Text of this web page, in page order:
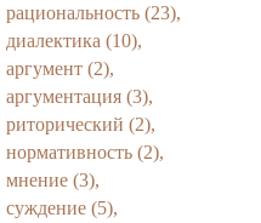
рациональность (23),
диалектика (10),
аргумент (2),
аргументация (3),
риторический (2),
нормативность (2),
мнение (3),
суждение (5),